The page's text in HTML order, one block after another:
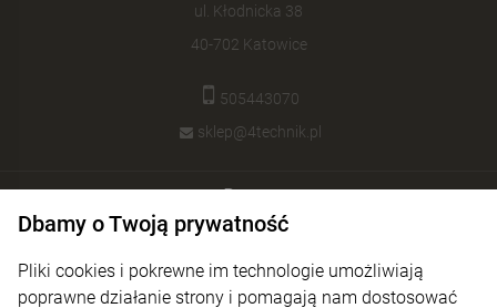
ul. Kłodnicka 38
40-702 Katowice
505443070
sklep@4technik.pl
Pomoc
Płatności i dostawa
Dbamy o Twoją prywatność
Pliki cookies i pokrewne im technologie umożliwiają
poprawne działanie strony i pomagają nam dostosować